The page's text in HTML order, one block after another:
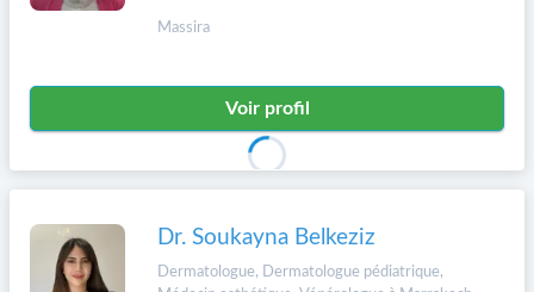
Massira
Voir profil
Dr. Soukayna Belkeziz
Dermatologue, Dermatologue pédiatrique,